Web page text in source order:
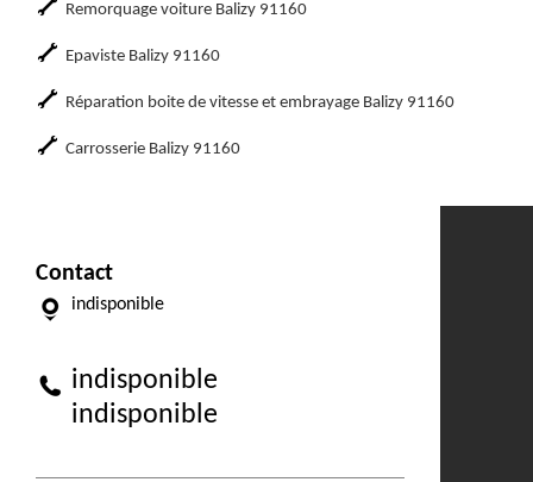
Remorquage voiture Balizy 91160
Epaviste Balizy 91160
Réparation boite de vitesse et embrayage Balizy 91160
Carrosserie Balizy 91160
Contact
indisponible
indisponible
indisponible